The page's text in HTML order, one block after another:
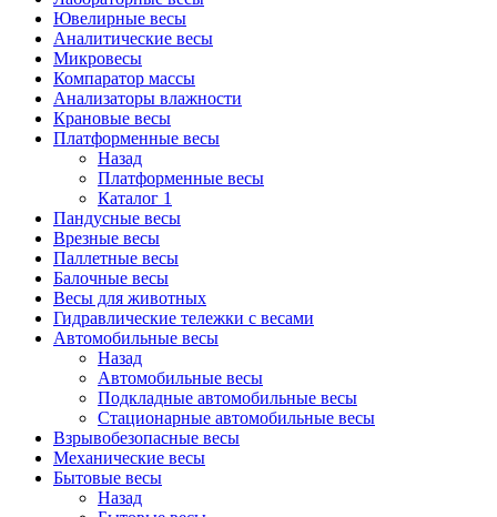
Ювелирные весы
Аналитические весы
Микровесы
Компаратор массы
Анализаторы влажности
Крановые весы
Платформенные весы
Назад
Платформенные весы
Каталог 1
Пандусные весы
Врезные весы
Паллетные весы
Балочные весы
Весы для животных
Гидравлические тележки с весами
Автомобильные весы
Назад
Автомобильные весы
Подкладные автомобильные весы
Стационарные автомобильные весы
Взрывобезопасные весы
Механические весы
Бытовые весы
Назад